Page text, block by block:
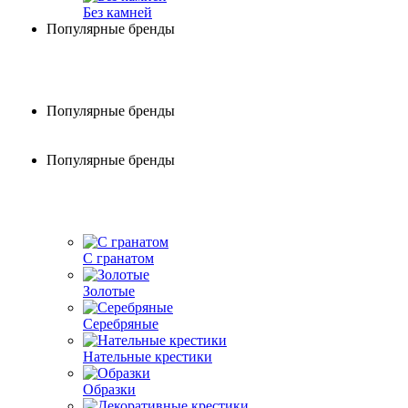
Без камней
Популярные бренды
Популярные бренды
Популярные бренды
С гранатом
Золотые
Серебряные
Нательные крестики
Образки